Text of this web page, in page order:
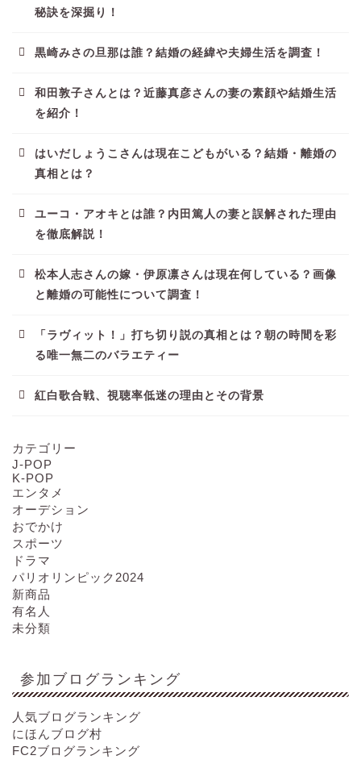
秘訣を深掘り！
黒崎みさの旦那は誰？結婚の経緯や夫婦生活を調査！
和田敦子さんとは？近藤真彦さんの妻の素顔や結婚生活
を紹介！
はいだしょうこさんは現在こどもがいる？結婚・離婚の
真相とは？
ユーコ・アオキとは誰？内田篤人の妻と誤解された理由
を徹底解説！
松本人志さんの嫁・伊原凛さんは現在何している？画像
と離婚の可能性について調査！
「ラヴィット！」打ち切り説の真相とは？朝の時間を彩
る唯一無二のバラエティー
紅白歌合戦、視聴率低迷の理由とその背景
カテゴリー
J-POP
K-POP
エンタメ
オーデション
おでかけ
スポーツ
ドラマ
パリオリンピック2024
新商品
有名人
未分類
参加ブログランキング
人気ブログランキング
にほんブログ村
FC2ブログランキング